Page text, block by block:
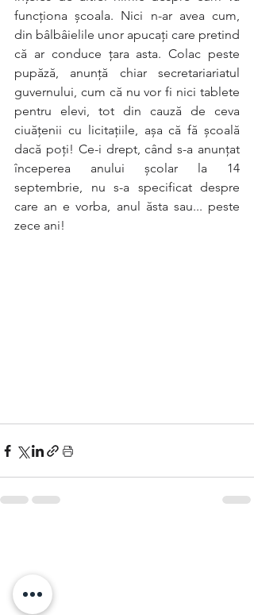
funcţiona şcoala. Nici n-ar avea cum,
din bâlbâielile unor apucaţi care pretind
că ar conduce ţara asta. Colac peste
pupăză, anunţă chiar secretariariatul
guvernului, cum că nu vor fi nici tablete
pentru elevi, tot din cauză de ceva
ciuăţenii cu licitaţiile, aşa că fă şcoală
dacă poţi! Ce-i drept, când s-a anunţat
începerea anului şcolar la 14
septembrie, nu s-a specificat despre
care an e vorba, anul ăsta sau... peste
zece ani!